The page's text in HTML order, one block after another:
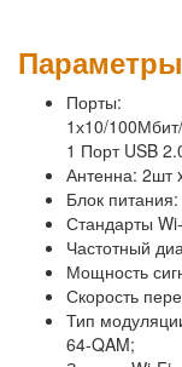
Порты:
1х10/
1 Порт USB
Антенна: 2шт
Блок
Стандарты
Частотный
Мощность
Скорость
Тип
64-QAM;